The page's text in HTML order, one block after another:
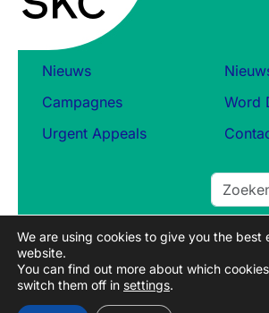
Nieuws
Campagnes
Urgent Appeals
Word
S
e
r
c
We are using cookies to give you the best
website.
You can find out more about which
switch them off in settings.